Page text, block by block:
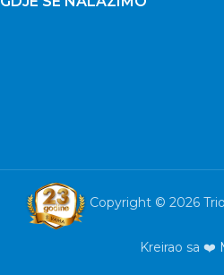
Copyright © 2026
Kreirao sa ❤️